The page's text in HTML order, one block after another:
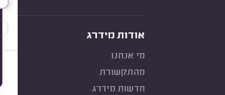
אודות מידרג
מי אנחנו
מהתקשורת
חדשות מידרג